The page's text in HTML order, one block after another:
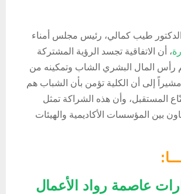
طيب كمالي، رئيس مجلس أمناء
، أن الاتفاقية تجسد الرؤية المشتركة
المال البشري الشاب وتمكينه من
إلى أن الكلية تؤمن بأن الشباب هم
المستقبل، وأن هذه الشراكة تمثل
بين المؤسسات الأكاديمية والهيئات
عاصمة رواد الأعمال